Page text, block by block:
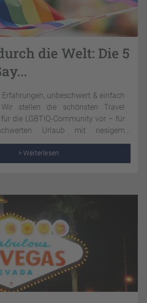
die Welt: Die 5
unbeschwert & einfach
stellen die schönsten Travel
die LGBTIQ-Community vor – für
Urlaub mit riesigem
> Weiterlesen